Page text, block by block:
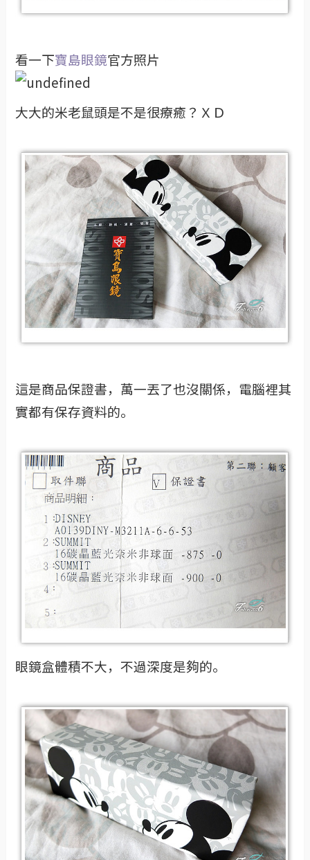
看一下寶島眼鏡官方照片
大大的米老鼠頭是不是很療癒？ＸＤ
這是商品保證書，萬一丟了也沒關係，電腦裡其
實都有保存資料的。
眼鏡盒體積不大，不過深度是夠的。